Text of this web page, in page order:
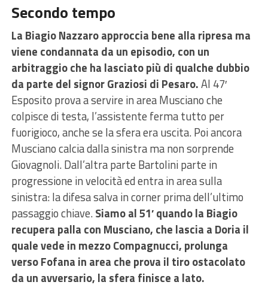
Secondo tempo
La Biagio Nazzaro approccia bene alla ripresa ma
viene condannata da un episodio, con un
arbitraggio che ha lasciato più di qualche dubbio
da parte del signor Graziosi di Pesaro.Al 47′
Esposito prova a servire in area Musciano che
colpisce di testa, l’assistente ferma tutto per
fuorigioco, anche se la sfera era uscita. Poi ancora
Musciano calcia dalla sinistra ma non sorprende
Giovagnoli. Dall’altra parte Bartolini parte in
progressione in velocità ed entra in area sulla
sinistra: la difesa salva in corner prima dell’ultimo
passaggio chiave.Siamo al 51′ quando la Biagio
recupera palla con Musciano, che lascia a Doria il
quale vede in mezzo Compagnucci, prolunga
verso Fofana in area che prova il tiro ostacolato
da un avversario, la sfera finisce a lato.